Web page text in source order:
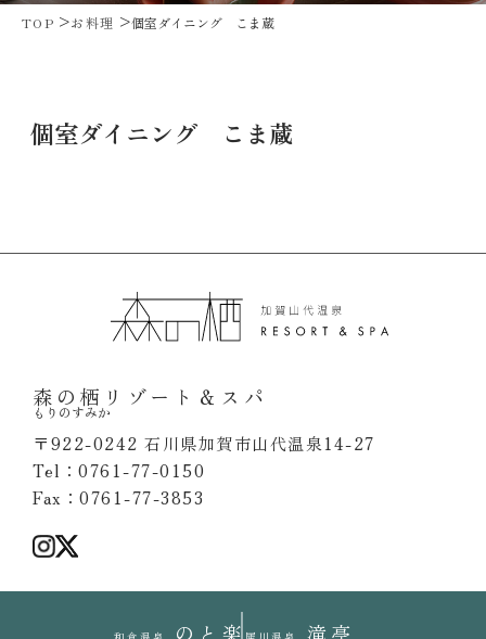
ギャラリー
TOP お料理 個室ダイニング こま蔵
個室ダイニング こま蔵
森の栖リゾート＆スパ
もりのすみか
〒922-0242 石川県加賀市山代温泉14-27
Tel：0761-77-0150
Fax：0761-77-3853
のと楽 滝亭